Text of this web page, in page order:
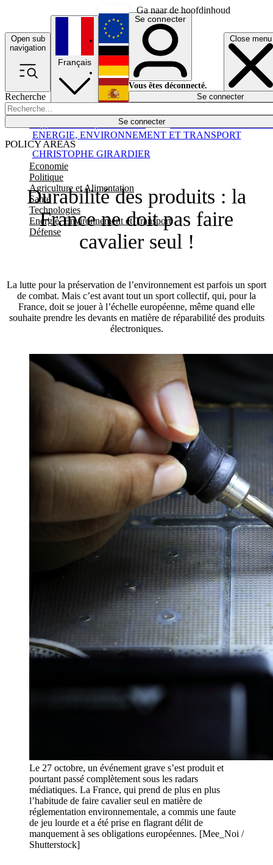
Ga naar de hoofdinhoud
Open sub
navigation
Close menu
Recherche
Se connecter
POLICY AREAS
Economie
Politique
Agriculture et Alimentation
Santé
Technologies
Energie, Environnement et Transport
Défense
Économie
Français
English
Deutsch
Español
Se connecter
Vous êtes déconnecté.
Se connecter
Durabilité des produits : la
France ne doit pas faire
cavalier seul !
La lutte pour la préservation de l’environnement est parfois un sport
de combat. Mais c’est avant tout un sport collectif, qui, pour la
France, doit se jouer à l’échelle européenne, même quand elle
souhaite prendre les devants en matière de réparabilité des produits
électroniques.
CHRISTOPHE GIRARDIER
ENERGIE, ENVIRONNEMENT ET TRANSPORT
Le 27 octobre, un événement grave s’est produit et
pourtant passé complètement sous les radars
médiatiques. La France, qui prend de plus en plus
l’habitude de faire cavalier seul en matière de
réglementation environnementale, a commis une faute
de jeu lourde et a été prise en flagrant délit de
manquement à ses obligations européennes. [Mee_Noi /
Shutterstock]